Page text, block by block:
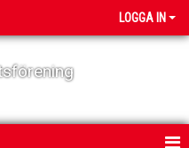
LOGGA IN